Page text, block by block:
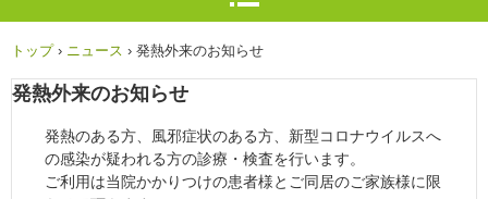
トップ › ニュース › 発熱外来のお知らせ
発熱外来のお知らせ
発熱のある方、風邪症状のある方、新型コロナウイルスへ
の感染が疑われる方の診療・検査を行います。
ご利用は当院かかりつけの患者様とご同居のご家族様に限